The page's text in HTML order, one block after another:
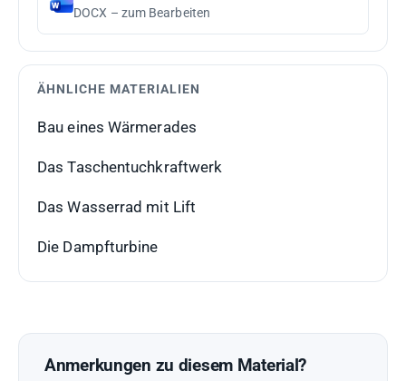
DOCX – zum Bearbeiten
ÄHNLICHE MATERIALIEN
Bau eines Wärmerades
Das Taschentuchkraftwerk
Das Wasserrad mit Lift
Die Dampfturbine
Anmerkungen zu diesem Material?